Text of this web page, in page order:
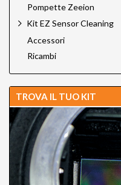
Pompette Zeeion
Kit EZ Sensor Cleaning
Accessori
Ricambi
TROVA IL TUO KIT